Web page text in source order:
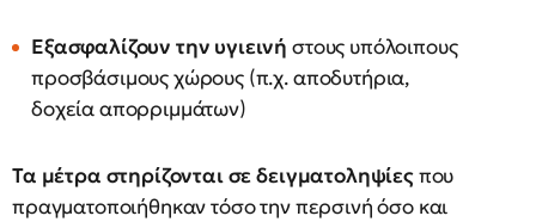
Εξασφαλίζουν την υγιεινή στους υπόλοιπους
προσβάσιμους χώρους (π.χ. αποδυτήρια,
δοχεία απορριμμάτων)
Τα μέτρα στηρίζονται σε δειγματοληψίεςπου
πραγματοποιήθηκαν τόσο την περσινή όσο και